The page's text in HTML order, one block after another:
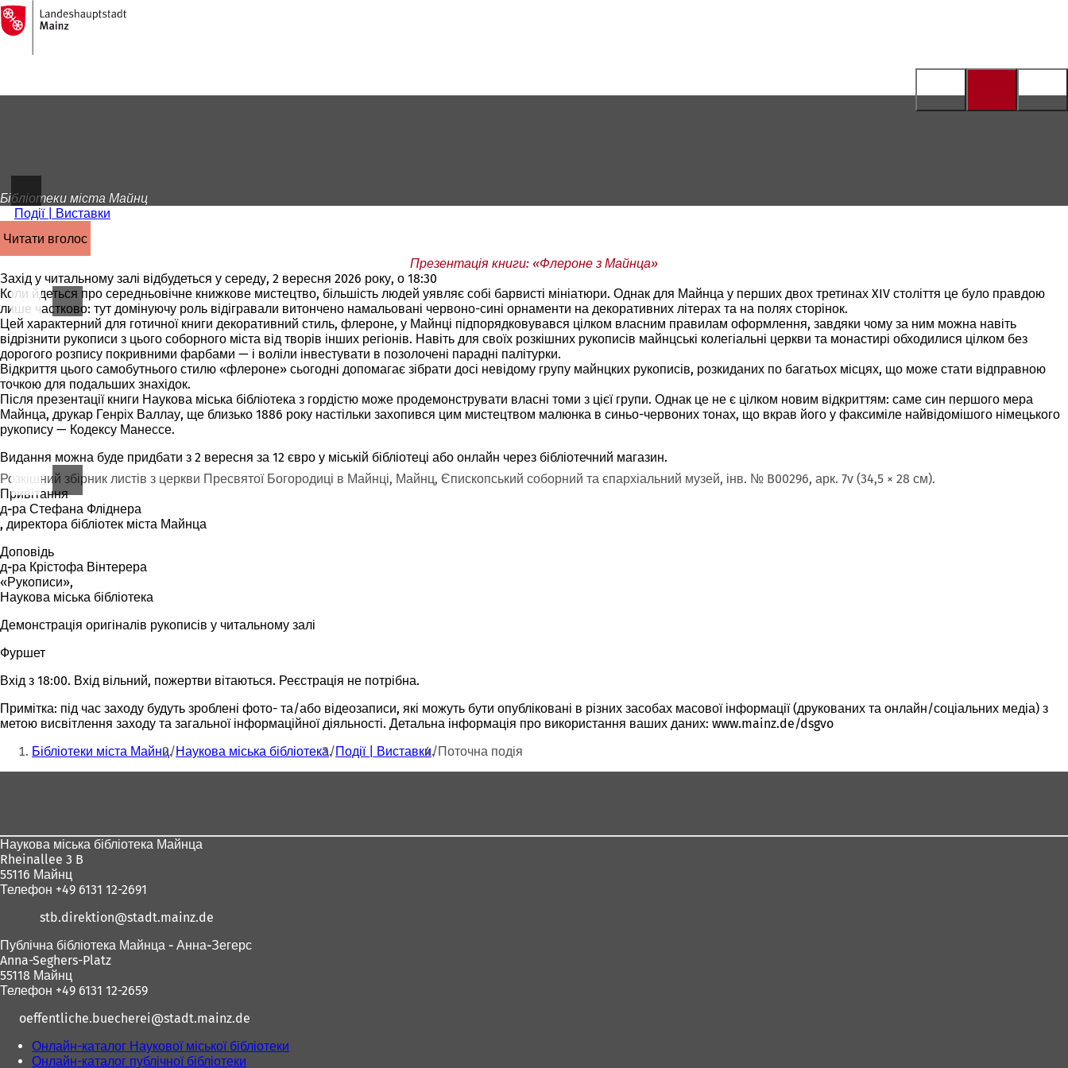
Перейти до змісту
На
головну
сторінку
Бібліотеки міста Майнц
Події | Виставки
читати вголос
Презентація книги: «Флероне з Майнца»
Захід у читальному залі відбудеться у середу, 2 вересня 2026 року, о 18:30
Коли йдеться про середньовічне книжкове мистецтво, більшість людей уявляє собі барвисті мініатюри. Однак для Майнца у перших двох третинах XIV століття це було правдою
лише частково: тут домінуючу роль відігравали витончено намальовані червоно-сині орнаменти на декоративних літерах та на полях сторінок.
Цей характерний для готичної книги декоративний стиль, флероне, у Майнці підпорядковувався цілком власним правилам оформлення, завдяки чому за ним можна навіть
відрізнити рукописи з цього соборного міста від творів інших регіонів. Навіть для своїх розкішних рукописів майнцські колегіальні церкви та монастирі обходилися цілком без
дорогого розпису покривними фарбами — і воліли інвестувати в позолочені парадні палітурки.
Відкриття цього самобутнього стилю «флероне» сьогодні допомагає зібрати досі невідому групу майнцких рукописів, розкиданих по багатьох місцях, що може стати відправною
точкою для подальших знахідок.
Після презентації книги Наукова міська бібліотека з гордістю може продемонструвати власні томи з цієї групи. Однак це не є цілком новим відкриттям: саме син першого мера
Майнца, друкар Генріх Валлау, ще близько 1886 року настільки захопився цим мистецтвом малюнка в синьо-червоних тонах, що вкрав його у факсиміле найвідомішого німецького
рукопису — Кодексу Манессе.
Видання можна буде придбати з 2 вересня за 12 євро у міській бібліотеці або онлайн через бібліотечний магазин.
Розкішний збірник листів з церкви Пресвятої Богородиці в Майнці, Майнц, Єпископський соборний та єпархіальний музей, інв. № B00296, арк. 7v (34,5 × 28 см).
Привітання
д-ра Стефана Фліднера
, директора бібліотек міста Майнца
Доповідь
д-ра Крістофа Вінтерера
«Рукописи»,
Наукова міська бібліотека
Демонстрація оригіналів рукописів у читальному залі
Фуршет
Вхід з 18:00. Вхід вільний, пожертви вітаються. Реєстрація не потрібна.
Примітка: під час заходу будуть зроблені фото- та/або відеозаписи, які можуть бути опубліковані в різних засобах масової інформації (друкованих та онлайн/соціальних медіа) з
метою висвітлення заходу та загальної інформаційної діяльності. Детальна інформація про використання ваших даних: www.mainz.de/dsgvo
Ти
тут:
Бібліотеки міста Майнц Наукова міська бібліотека Події | Виставки Поточна подія
Наукова міська бібліотека Майнца
Rheinallee 3 B
55116 Майнц
Телефон +49 6131 12-2691
stb.direktion
stadt.mainz de
Публічна бібліотека Майнца - Анна-Зегерс
Anna-Seghers-Platz
55118 Майнц
Телефон +49 6131 12-2659
oeffentliche.buecherei
stadt.mainz de
Онлайн-каталог Наукової міської бібліотеки
Онлайн-каталог публічної бібліотеки